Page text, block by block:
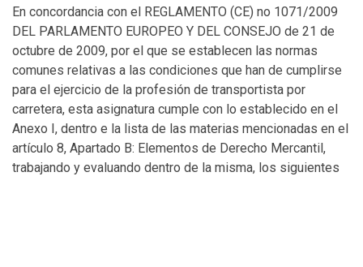
En concordancia con el REGLAMENTO (CE) no 1071/2009
DEL PARLAMENTO EUROPEO Y DEL CONSEJO de 21 de
octubre de 2009, por el que se establecen las normas
comunes relativas a las condiciones que han de cumplirse
para el ejercicio de la profesión de transportista por
carretera, esta asignatura cumple con lo establecido en el
Anexo I, dentro e la lista de las materias mencionadas en el
artículo 8, Apartado B: Elementos de Derecho Mercantil,
trabajando y evaluando dentro de la misma, los siguientes